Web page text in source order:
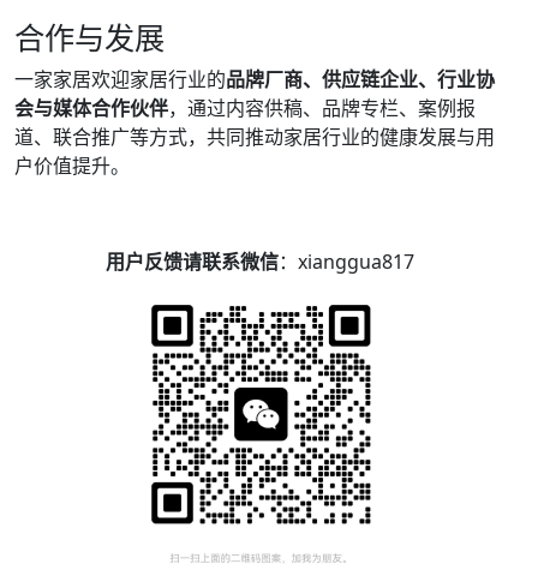
合作与发展
一家家居欢迎家居行业的品牌厂商、供应链企业、行业协
会与媒体合作伙伴，通过内容供稿、品牌专栏、案例报
道、联合推广等方式，共同推动家居行业的健康发展与用
户价值提升。
用户反馈请联系微信：xianggua817